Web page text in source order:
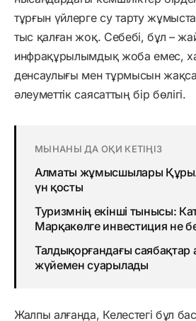
тұрғын үйлерге су тарту
тыс қалған жоқ. Себебі, бұл –
инфрақұрылымдық жоба емес,
денсаулығы мен тұрмысын
әлеуметтік саясаттың бір бөлігі.
МЫНАНЫ ДА ОҚИ КЕТІҢІЗ
Алматы жұмысшылары
үн қосты
Туризмнің екінші тынысы:
Марқакөлге инвестиция не
Талдықорғандағы саябақтар
жүйемен суарылады
Жалпы алғанда, Келестегі бұл